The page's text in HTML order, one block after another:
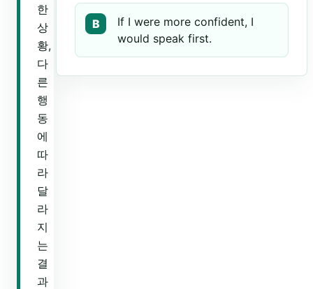
한
상
황,
다
른
행
동
에
따
라
달
라
지
는
결
과
B
If I were more confident, I
would speak first.